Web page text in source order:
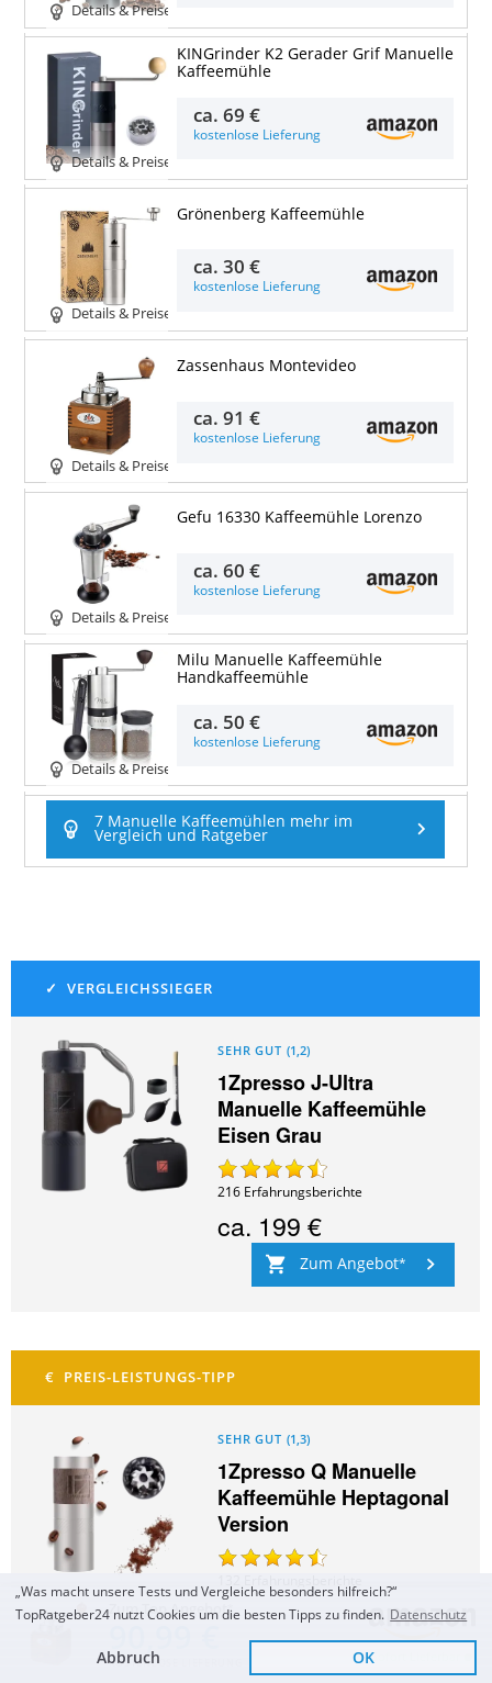
Zum Top Angebot
KOSTENLOSE LIEFERUNG Sofort Lieferbar
Details & Preise
Details & Preise
KINGrinder K2 Gerader Grif Manuelle
Kaffeemühle
ca.69 €
kostenlose Lieferung
Details & Preise
Grönenberg Kaffeemühle
ca.30 €
kostenlose Lieferung
Details & Preise
Zassenhaus Montevideo
ca.91 €
kostenlose Lieferung
Details & Preise
Gefu 16330 Kaffeemühle Lorenzo
ca.60 €
kostenlose Lieferung
Details & Preise
Milu Manuelle Kaffeemühle
Handkaffeemühle
ca. 50 €
kostenlose Lieferung
7 Manuelle Kaffeemühlen mehr im
Vergleich und Ratgeber
SEHR GUT (1,2)
1Zpresso J-Ultra
Manuelle Kaffeemühle
Eisen Grau
216 Erfahrungsberichte
ca. 199 €
Zum Angebot
SEHR GUT (1,3)
1Zpresso Q Manuelle
Kaffeemühle Heptagonal
Version
ca.109 €
Zum Angebot
„Was macht unsere Tests und Vergleiche besonders hilfreich?“
TopRatgeber24 nutzt Cookies um die besten Tipps zu finden. Datenschutz
Abbruch OK